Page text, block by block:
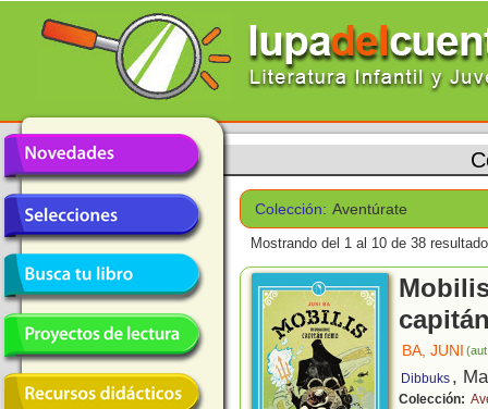
Colección: Aventúrate
Mostrando del 1 al 10 de 38
BA, JUNI
Dibbuks ,
Colección: